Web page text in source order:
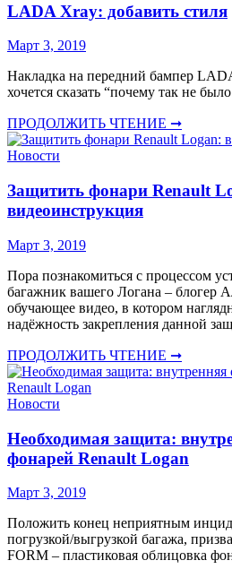
LADA Xray: добавить стиля
Март 3, 2019
Накладка на передний бампер
хочется сказать “почему так не
ПРОДОЛЖИТЬ ЧТЕНИЕ ➞
Новости
Защитить фонари Renault
видеоинструкция
Март 3, 2019
Пора познакомиться с процессом
багажник вашего Логана – блогер
обучающее видео, в котором
надёжность закрепления данной
ПРОДОЛЖИТЬ ЧТЕНИЕ ➞
Новости
Необходимая защита:
фонарей Renault Logan
Март 3, 2019
Положить конец неприятным
погрузкой/выгрузкой багажа,
FORM – пластиковая облицовка